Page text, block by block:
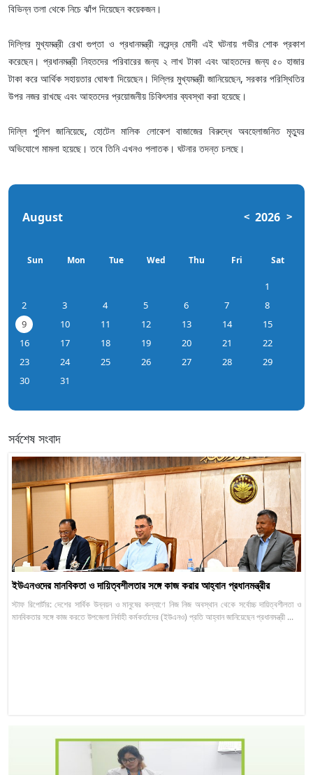
বিভিন্ন তলা থেকে নিচে ঝাঁপ দিয়েছেন কয়েকজন।
দিল্লির মুখ্যমন্ত্রী রেখা গুপ্তা ও প্রধানমন্ত্রী নরেন্দ্র মোদী এই ঘটনায় গভীর শোক প্রকাশ
করেছেন। প্রধানমন্ত্রী নিহতদের পরিবারের জন্য ২ লাখ টাকা এবং আহতদের জন্য ৫০ হাজার
টাকা করে আর্থিক সহায়তার ঘোষণা দিয়েছেন। দিল্লির মুখ্যমন্ত্রী জানিয়েছেন, সরকার পরিস্থিতির
উপর নজর রাখছে এবং আহতদের প্রয়োজনীয় চিকিৎসার ব্যবস্থা করা হয়েছে।
দিল্লি পুলিশ জানিয়েছে, হোটেল মালিক লোকেশ বাজাজের বিরুদ্ধে অবহেলাজনিত মৃত্যুর
অভিযোগে মামলা হয়েছে। তবে তিনি এখনও পলাতক। ঘটনার তদন্ত চলছে।
August < 2026 >
Sun Mon Tue Wed Thu Fri Sat
1
2
3 4 5 6 7
8
9
10 11 12 13 14
15
16
17 18 19 20 21
22
23
24 25 26 27 28
29
30
31
সর্বশেষ সংবাদ
ইউএনওদের মানবিকতা ও দায়িত্বশীলতার সঙ্গে কাজ করার আহ্বান প্রধানমন্ত্রীর
স্টাফ রিপোর্টার: দেশের সার্বিক উন্নয়ন ও মানুষের কল্যাণে নিজ নিজ অবস্থান থেকে সর্বোচ্চ দায়িত্বশীলতা ও
মানবিকতার সঙ্গে কাজ করতে উপজেলা নির্বাহী কর্মকর্তাদের (ইউএনও) প্রতি আহ্বান জানিয়েছেন প্রধানমন্ত্রী ...